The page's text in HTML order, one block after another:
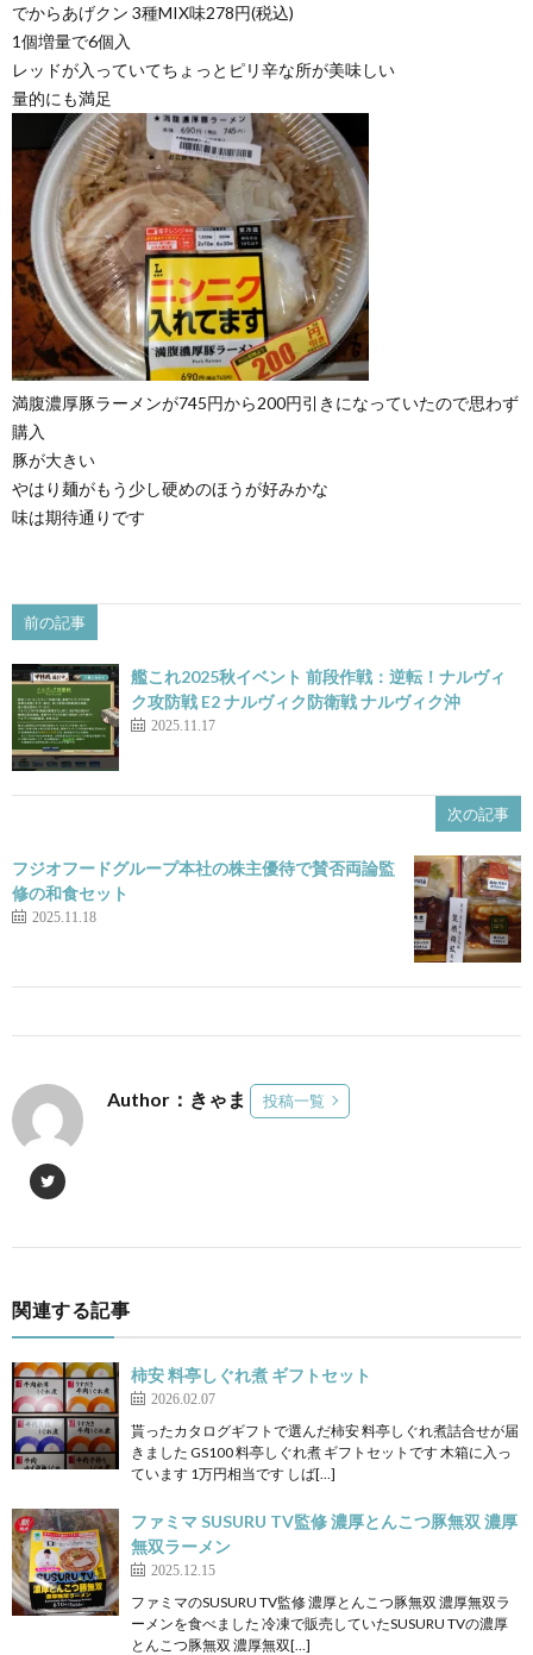
でからあげクン 3種MIX味278円(税込)
1個増量で6個入
レッドが入っていてちょっとピリ辛な所が美味しい
量的にも満足
満腹濃厚豚ラーメンが745円から200円引きになっていたので思わず
購入
豚が大きい
やはり麺がもう少し硬めのほうが好みかな
味は期待通りです
前の記事
艦これ2025秋イベント 前段作戦：逆転！ナルヴィ
ク攻防戦 E2 ナルヴィク防衛戦 ナルヴィク沖
2025.11.17
次の記事
フジオフードグループ本社の株主優待で賛否両論監
修の和食セット
2025.11.18
Author：きゃま 投稿一覧
関連する記事
柿安 料亭しぐれ煮 ギフトセット
2026.02.07
貰ったカタログギフトで選んだ柿安 料亭しぐれ煮詰合せが届
きました GS100 料亭しぐれ煮 ギフトセットです 木箱に入っ
ています 1万円相当です しば[…]
ファミマ SUSURU TV監修 濃厚とんこつ豚無双 濃厚
無双ラーメン
2025.12.15
ファミマのSUSURU TV監修 濃厚とんこつ豚無双 濃厚無双ラ
ーメンを食べました 冷凍で販売していたSUSURU TVの濃厚
とんこつ豚無双 濃厚無双[…]